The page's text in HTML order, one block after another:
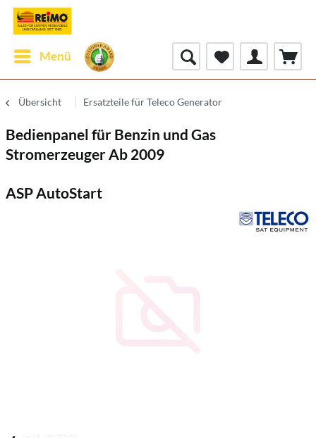
Menü
Übersicht Ersatzteile für Teleco Generator
Bedienpanel für Benzin und Gas
Stromerzeuger Ab 2009
ASP AutoStart